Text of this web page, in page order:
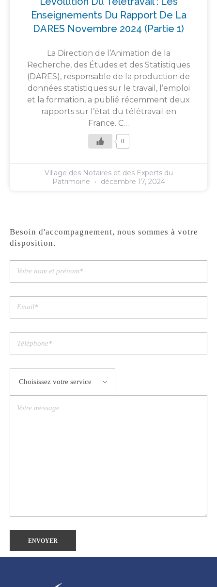
Enseignements Du Rapport De La
DARES Novembre 2024 (partie 1)
La Direction de l’Animation de la
Recherche, des Études et des Statistiques
(DARES), responsable de la production de
données statistiques sur le travail, l’emploi
et la formation, a publié récemment deux
rapports sur l’état du télétravail en
France. C…
0
Village des Notaires et des Experts du
Patrimoine
décembre 17, 2024
Besoin d'accompagnement, nous sommes à votre
disposition.